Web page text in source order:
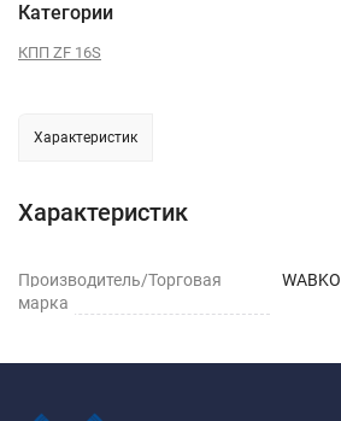
Категории
КПП ZF 16S
Характеристик
Характеристик
Производитель/Торговая
марка
WABKO